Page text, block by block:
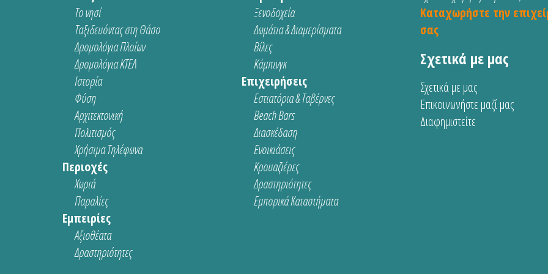
Το νησί
Ταξιδευόντας στη Θάσο
Δρομολόγια Πλοίων
Δρομολόγια ΚΤΕΛ
Ιστορία
Φύση
Αρχιτεκτονική
Πολιτισμός
Χρήσιμα Τηλέφωνα
Περιοχές
Χωριά
Παραλίες
Εμπειρίες
Αξιοθέατα
Δραστηριότητες
Ξενοδοχεία
Δωμάτια & Διαμερίσματα
Βίλες
Κάμπινγκ
Επιχειρήσεις
Εστιατόρια & Ταβέρνες
Beach Bars
Διασκέδαση
Ενοικιάσεις
Κρουαζιέρες
Δραστηριότητες
Εμπορικά Καταστήματα
Καταχωρήστε την
σας
Σχετικά με μας
Σχετικά με μας
Επικοινωνήστε μαζί μας
Διαφημιστείτε